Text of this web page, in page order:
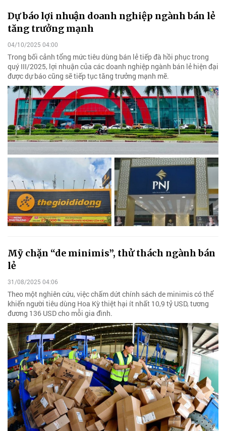
Dự báo lợi nhuận doanh nghiệp ngành bán lẻ
tăng trưởng mạnh
04/10/2025 04:00
Trong bối cảnh tổng mức tiêu dùng bán lẻ tiếp đà hồi phục trong
quý III/2025, lợi nhuận của các doanh nghiệp ngành bán lẻ hiện đại
được dự báo cũng sẽ tiếp tục tăng trưởng mạnh mẽ.
Mỹ chặn “de minimis”, thử thách ngành bán
lẻ
31/08/2025 04:06
Theo một nghiên cứu, việc chấm dứt chính sách de minimis có thể
khiến người tiêu dùng Hoa Kỳ thiệt hại ít nhất 10,9 tỷ USD, tương
đương 136 USD cho mỗi gia đình.